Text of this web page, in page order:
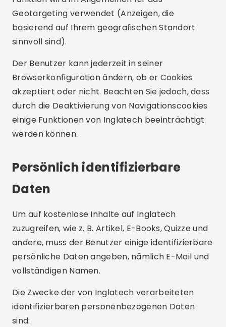
Geotargeting verwendet (Anzeigen, die
basierend auf Ihrem geografischen Standort
sinnvoll sind).
Der Benutzer kann jederzeit in seiner
Browserkonfiguration ändern, ob er Cookies
akzeptiert oder nicht. Beachten Sie jedoch, dass
durch die Deaktivierung von Navigationscookies
einige Funktionen von Inglatech beeinträchtigt
werden können.
Persönlich identifizierbare
Daten
Um auf kostenlose Inhalte auf Inglatech
zuzugreifen, wie z. B. Artikel, E-Books, Quizze und
andere, muss der Benutzer einige identifizierbare
persönliche Daten angeben, nämlich E-Mail und
vollständigen Namen.
Die Zwecke der von Inglatech verarbeiteten
identifizierbaren personenbezogenen Daten
sind: